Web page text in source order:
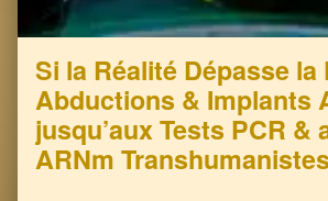
Si la Réalité Dépasse la
Abductions & Implants
jusqu’aux Tests PCR &
ARNm Transhumanistes